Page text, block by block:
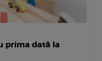
prima dată la